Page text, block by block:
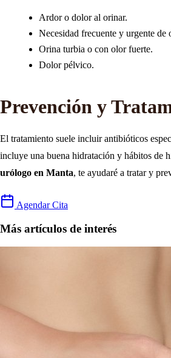
Ardor o dolor al orinar.
Necesidad frecuente y urgente de
Orina turbia o con olor fuerte.
Dolor pélvico.
Prevención y
El tratamiento suele incluir antibióticos
incluye una buena hidratación y hábitos de
urólogo en Manta, te ayudaré a tratar y
Agendar Cita
Más artículos de interés